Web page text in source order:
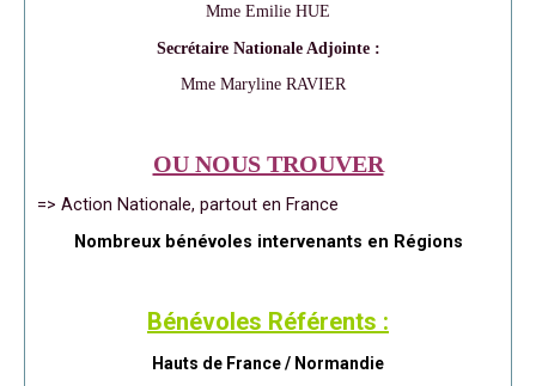
Mme Emilie HUE
Secrétaire Nationale Adjointe :
Mme Maryline RAVIER
OU NOUS TROUVER
=> Action Nationale, partout en France
Nombreux bénévoles intervenants en Régions
Bénévoles Référents :
Hauts de France / Normandie